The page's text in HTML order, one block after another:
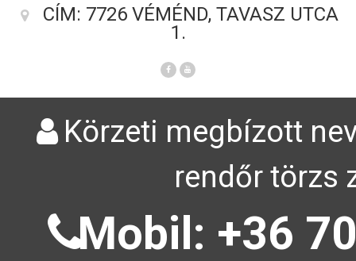
CÍM: 7726 VÉMÉND, TAVASZ UTCA
1.
Körzeti megbízott
rendőr törzs
Mobil: +36